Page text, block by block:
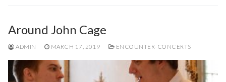
Around John Cage
ADMIN MARCH 17, 2019 ENCOUNTER-CONCERTS